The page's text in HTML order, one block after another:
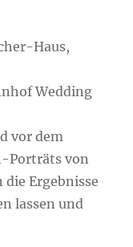
Haus,
Wedding
vor dem
Porträts von
die Ergebnisse
lassen und